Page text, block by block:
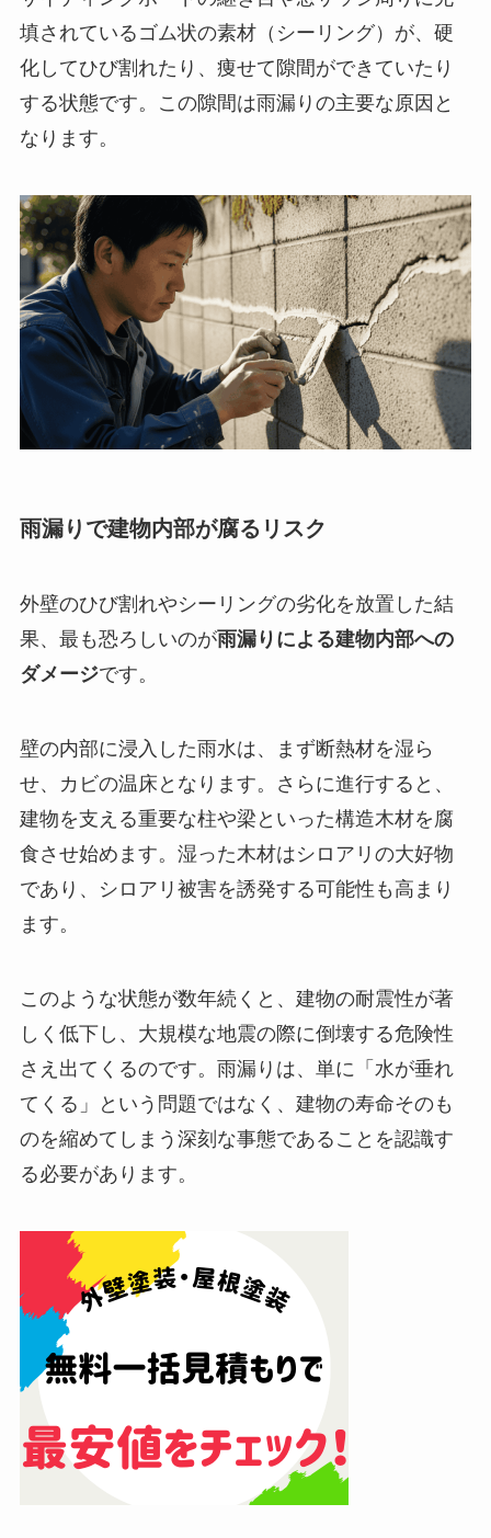
填されているゴム状の素材（シーリング）が、硬
化してひび割れたり、痩せて隙間ができていたり
する状態です。この隙間は雨漏りの主要な原因と
なります。
雨漏りで建物内部が腐るリスク
外壁のひび割れやシーリングの劣化を放置した結
果、最も恐ろしいのが雨漏りによる建物内部への
ダメージです。
壁の内部に浸入した雨水は、まず断熱材を湿ら
せ、カビの温床となります。さらに進行すると、
建物を支える重要な柱や梁といった構造木材を腐
食させ始めます。湿った木材はシロアリの大好物
であり、シロアリ被害を誘発する可能性も高まり
ます。
このような状態が数年続くと、建物の耐震性が著
しく低下し、大規模な地震の際に倒壊する危険性
さえ出てくるのです。雨漏りは、単に「水が垂れ
てくる」という問題ではなく、建物の寿命そのも
のを縮めてしまう深刻な事態であることを認識す
る必要があります。